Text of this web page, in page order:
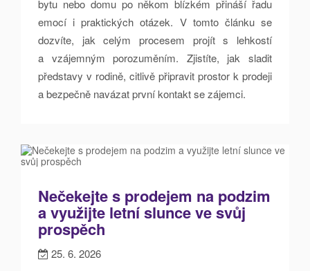
bytu nebo domu po někom blízkém přináší řadu
emocí i praktických otázek. V tomto článku se
dozvíte, jak celým procesem projít s lehkostí
a vzájemným porozuměním. Zjistíte, jak sladit
představy v rodině, citlivě připravit prostor k prodeji
a bezpečně navázat první kontakt se zájemci.
Nečekejte s prodejem na podzim
a využijte letní slunce ve svůj
prospěch
25. 6. 2026